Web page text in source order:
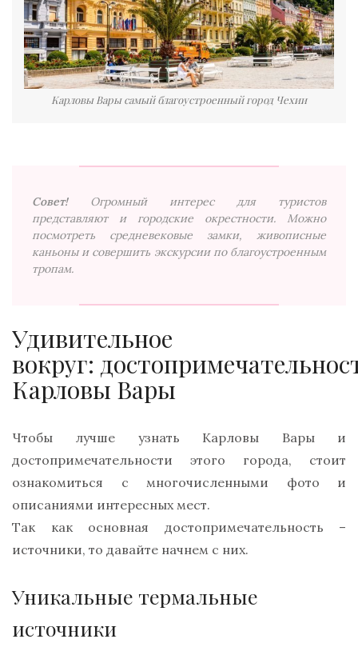
Карловы Вары самый благоустроенный город Чехии
Совет!
Огромный интерес для туристов
представляют и городские окрестности. Можно
посмотреть средневековые замки, живописные
каньоны и совершить экскурсии по благоустроенным
тропам.
Удивительное
вокруг:
Карловы Вары
Чтобы лучше узнать Карловы Вары и
достопримечательности этого города, стоит
ознакомиться с многочисленными фото и
описаниями интересных мест.
Так как основная достопримечательность –
источники, то давайте начнем с них.
Уникальные термальные
источники